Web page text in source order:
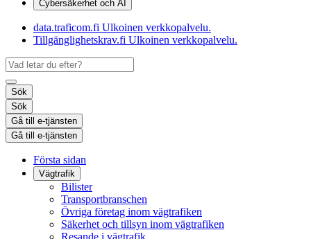
Cybersäkerhet och AI
data.traficom.fi Ulkoinen verkkopalvelu.
Tillgänglighetskrav.fi Ulkoinen verkkopalvelu.
Sök
Sök
Gå till e-tjänsten
Gå till e-tjänsten
Första sidan
Vägtrafik
Bilister
Transportbranschen
Övriga företag inom vägtrafiken
Säkerhet och tillsyn inom vägtrafiken
Resande i vägtrafik